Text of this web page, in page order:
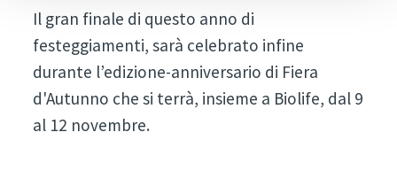
Il gran finale di questo anno di
festeggiamenti, sarà celebrato infine
durante l’edizione-anniversario di Fiera
d'Autunno che si terrà, insieme a Biolife, dal 9
al 12 novembre.